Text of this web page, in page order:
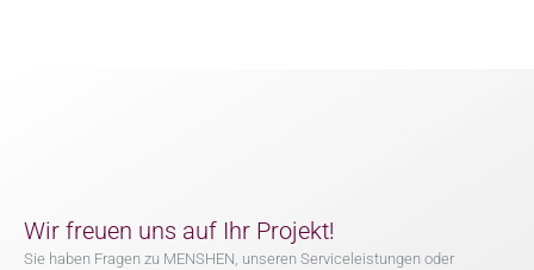
Wir freuen uns auf Ihr Projekt!
Sie haben Fragen zu MENSHEN, unseren Serviceleistungen oder